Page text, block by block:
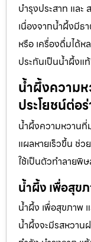
บำรุงประสาท และ
เนื่องจากน้ำผึ้งมีธ
หรือ เครื่องดื่มได้
ประกันเป็นน้ำผึ้งแ
น้ำผึ้งความ
ประโยชน์ต่อ
น้ำผึ้งความหวานที่
แผลหายเร็วขึ้น ช่
ใช้เป็นตัวทำลายพิ
น้ำผึ้ง เพื่อสุข
น้ำผึ้ง เพื่อสุขภาพ
น้ำผึ้งจะมีรสหวา